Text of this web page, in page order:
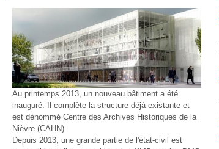
Au printemps 2013, un nouveau bâtiment a été
inauguré. Il complète la structure déjà existante et
est dénommé Centre des Archives Historiques de la
Nièvre (CAHN)
Depuis 2013, une grande partie de l'état-civil est